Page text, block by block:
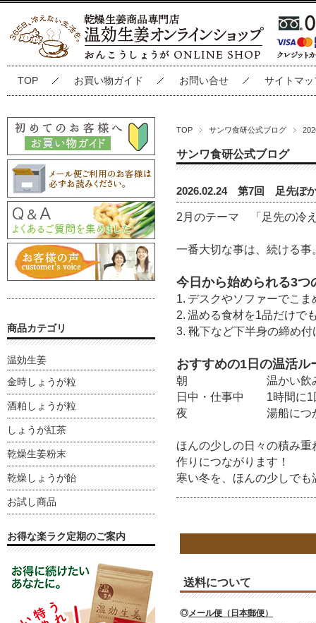
TOP お買い物ガイド お問い合せ サイトマッ
TOP サンワ食研公式ブログ
サンワ食研公式ブログ
2026.02.24 第7回 足先ぽ
2 月のテーマ 「足先の冷
一番大切な事は、続ける
今日から始められる3つ
1. デスクやソファーでこま
2. 温める食材を1品だけで
3. 靴下など下半身の締め付
おすすめの1 日の温活ル
朝 温かい飲み物
日中・仕事中 1時間に1
夜 湯船につかっ
ほんの少しの日々の積み
作りにつながります！
寒い冬を、ほんの少しでも
送料について
◎メール便（日本郵便）
商品カテゴリ
温効生姜
金時しょうが粒
酒粕しょうが粒
しょうが紅茶
乾燥生姜粉末
乾燥しょうが飴
お試し商品
お得な楽ラク定期のご案内